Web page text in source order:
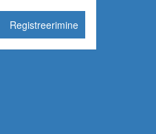
Registreerimine